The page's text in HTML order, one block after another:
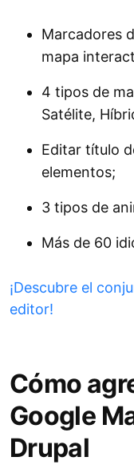
Marcadores
mapa
4 tipos de
Satélite,
Editar título
elementos;
3 tipos de
Más de 60
¡Descubre el
editor!
Cómo
Google
Drupal